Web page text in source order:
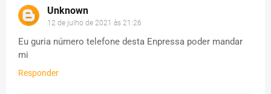
Unknown
12 de julho de 2021 às 21:26
Eu guria número telefone desta Enpressa poder mandar
mi
Responder